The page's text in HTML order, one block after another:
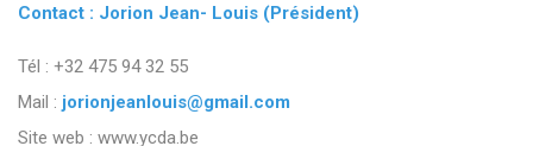
Contact : Jorion Jean- Louis (Président)
Tél : +32 475 94 32 55
Mail : jorionjeanlouis@gmail.com
Site web : www.ycda.be